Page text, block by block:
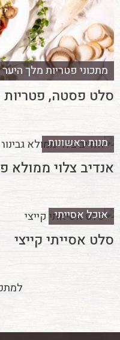
מתכוני פטריות מלך היער
סלט פסטה, פטריות
מנות ראשונות
אנדיב צלוי ממולא
אוכל אסייתי
סלט אסייתי קייצי